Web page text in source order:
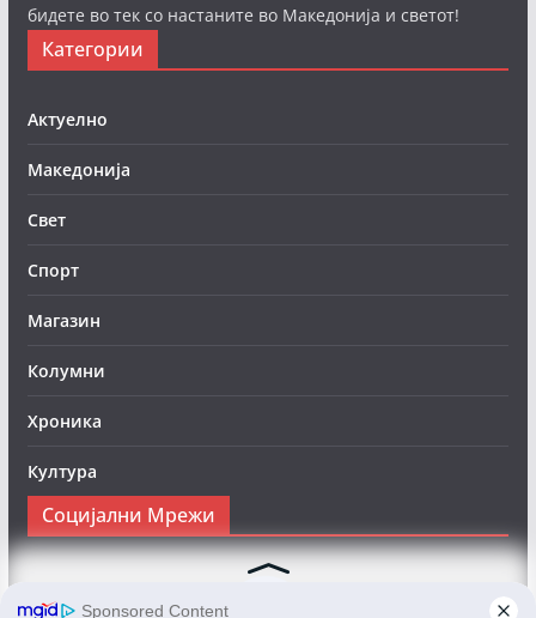
бидете во тек со настаните во Македонија и светот!
Категории
Актуелно
Македонија
Свет
Спорт
Магазин
Колумни
Хроника
Култура
Социјални Мрежи